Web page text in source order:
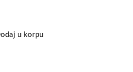
u korpu